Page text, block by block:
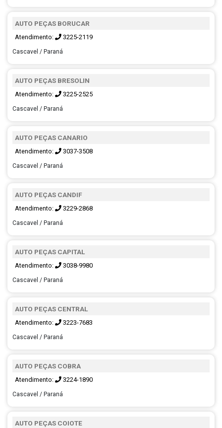
AUTO PEÇAS BORUCAR
Atendimento: 3225-2119
Cascavel / Paraná
AUTO PEÇAS BRESOLIN
Atendimento: 3225-2525
Cascavel / Paraná
AUTO PEÇAS CANARIO
Atendimento: 3037-3508
Cascavel / Paraná
AUTO PEÇAS CANDIF
Atendimento: 3229-2868
Cascavel / Paraná
AUTO PEÇAS CAPITAL
Atendimento: 3038-9980
Cascavel / Paraná
AUTO PEÇAS CENTRAL
Atendimento: 3223-7683
Cascavel / Paraná
AUTO PEÇAS COBRA
Atendimento: 3224-1890
Cascavel / Paraná
AUTO PEÇAS COIOTE